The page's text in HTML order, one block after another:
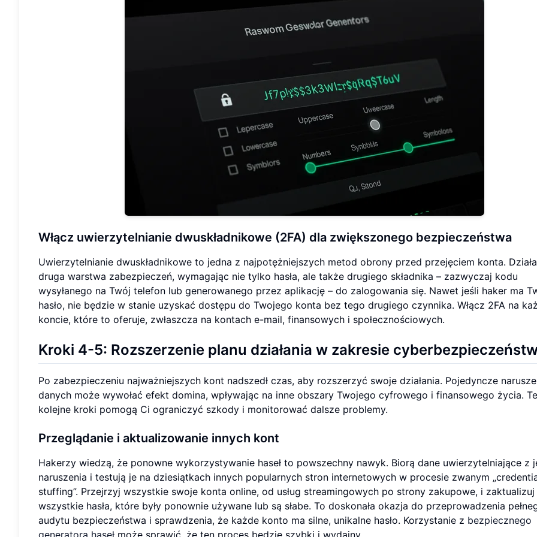
Włącz uwierzytelnianie dwuskładnikowe (2FA) dla zwiększonego bezpieczeństwa
Uwierzytelnianie dwuskładnikowe to jedna z najpotężniejszych metod obrony przed przejęciem konta.
druga warstwa zabezpieczeń, wymagając nie tylko hasła, ale także drugiego składnika – zazwyczaj kodu
wysyłanego na Twój telefon lub generowanego przez aplikację – do zalogowania się. Nawet jeśli haker ma
hasło, nie będzie w stanie uzyskać dostępu do Twojego konta bez tego drugiego czynnika. Włącz 2FA na
koncie, które to oferuje, zwłaszcza na kontach e-mail, finansowych i społecznościowych.
Kroki 4-5: Rozszerzenie planu działania w zakresie
Po zabezpieczeniu najważniejszych kont nadszedł czas, aby rozszerzyć swoje działania. Pojedyncze
danych może wywołać efekt domina, wpływając na inne obszary Twojego cyfrowego i finansowego życia. Te
kolejne kroki pomogą Ci ograniczyć szkody i monitorować dalsze problemy.
Przeglądanie i aktualizowanie innych kont
Hakerzy wiedzą, że ponowne wykorzystywanie haseł to powszechny nawyk. Biorą dane uwierzytelniające z
naruszenia i testują je na dziesiątkach innych popularnych stron internetowych w procesie zwanym
stuffing”. Przejrzyj wszystkie swoje konta online, od usług streamingowych po strony zakupowe, i zaktualizuj
wszystkie hasła, które były ponownie używane lub są słabe. To doskonała okazja do przeprowadzenia
audytu bezpieczeństwa i sprawdzenia, że każde konto ma silne, unikalne hasło. Korzystanie z bezpiecznego